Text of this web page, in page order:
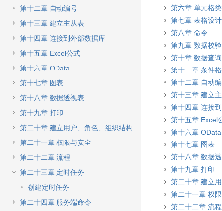
第十二章 自动编号
第十三章 建立主从表
第十四章 连接到外部数据库
第十五章 Excel公式
第十六章 OData
第十七章 图表
第十八章 数据透视表
第十九章 打印
第二十章 建立用户、角色、组织结构
第二十一章 权限与安全
第二十二章 流程
第二十三章 定时任务
创建定时任务
第二十四章 服务端命令
第六章 单元格
第七章 表格设计
第八章 命令
第九章 数据校验
第十章 数据查询
第十一章 条件
第十二章 自动
第十三章 建立
第十四章 连接
第十五章 Excel
第十六章 OData
第十七章 图表
第十八章 数据
第十九章 打印
第二十章 建立
第二十一章 权
第二十二章 流程